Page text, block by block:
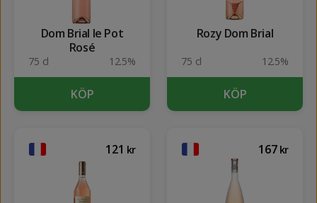
Dom Brial le Pot
Rosé
75 cl 12.5%
KÖP
Rozy Dom Brial
75 cl 12.5%
KÖP
121 kr 167 kr